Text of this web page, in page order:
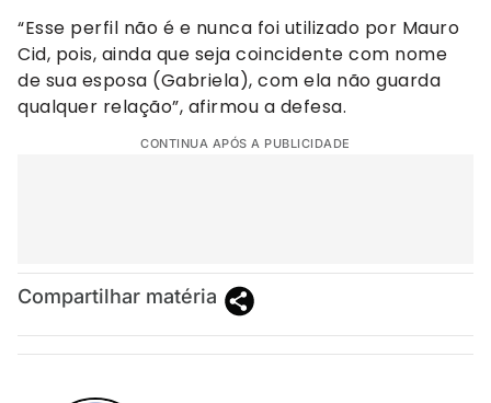
“Esse perfil não é e nunca foi utilizado por Mauro
Cid, pois, ainda que seja coincidente com nome
de sua esposa (Gabriela), com ela não guarda
qualquer relação”, afirmou a defesa.
CONTINUA APÓS A PUBLICIDADE
Compartilhar matéria